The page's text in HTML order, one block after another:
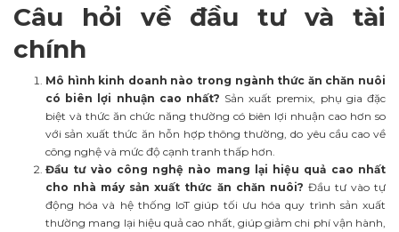
Câu hỏi về đầu tư và tài
chính
Mô hình kinh doanh nào trong ngành thức ăn chăn nuôi
có biên lợi nhuận cao nhất? Sản xuất premix, phụ gia đặc
biệt và thức ăn chức năng thường có biên lợi nhuận cao hơn so
với sản xuất thức ăn hỗn hợp thông thường, do yêu cầu cao về
công nghệ và mức độ cạnh tranh thấp hơn.
Đầu tư vào công nghệ nào mang lại hiệu quả cao nhất
cho nhà máy sản xuất thức ăn chăn nuôi? Đầu tư vào tự
động hóa và hệ thống IoT giúp tối ưu hóa quy trình sản xuất
thường mang lại hiệu quả cao nhất, giúp giảm chi phí vận hành,